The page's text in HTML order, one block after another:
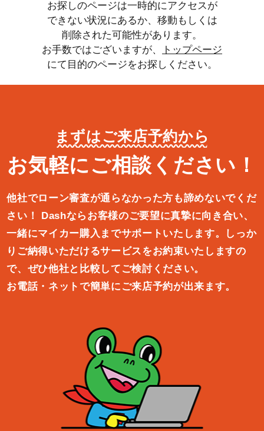
お探しのページは一時的にアクセスが
できない状況にあるか、移動もしくは
削除された可能性があります。
お手数ではございますが、
トップページ
にて目的のページをお探しください。
まずはご来店予約から
お気軽にご相談ください！
他社でローン審査が通らなかった方も諦めないでくだ
さい！
Dashならお客様のご要望に真摯に向き合い、
一緒にマイカー購入ま でサポートいたします。しっか
りご納得いただけるサービスをお約束いたしますの
で、ぜひ他社と比較してご検討ください。
お電話・ネットで簡単にご来店予約が出来ます。